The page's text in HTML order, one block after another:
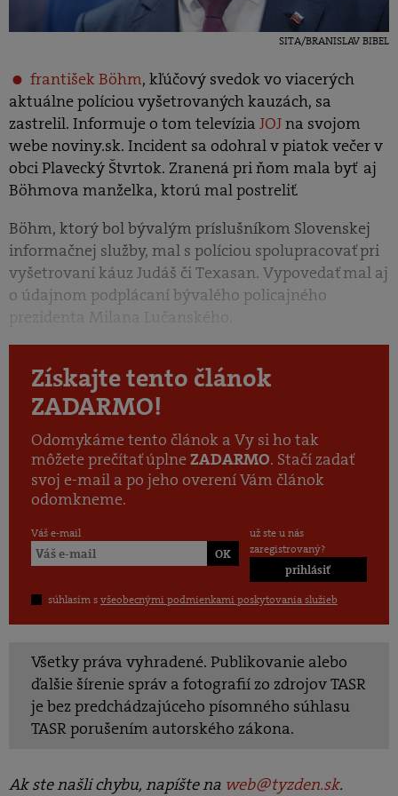
SITA/BRANISLAV BIBEL
františek Böhm, kľúčový svedok vo viacerých
aktuálne políciou vyšetrovaných kauzách, sa
zastrelil. Informuje o tom televízia JOJna svojom
webe noviny.sk. Incident sa odohral v piatok večer v
obci Plavecký Štvrtok. Zranená pri ňom mala byť aj
Böhmova manželka, ktorú mal postreliť.
Böhm, ktorý bol bývalým príslušníkom Slovenskej
informačnej služby, mal s políciou spolupracovať pri
vyšetrovaní káuz Judáš či Texasan. Vypovedať mal aj
o údajnom podplácaní bývalého policajného
prezidenta Milana Lučanského.
Získajte tento článok
ZADARMO!
Odomykáme tento článok a Vy si ho tak
môžete prečítať úplne ZADARMO. Stačí zadať
svoj e-mail a po jeho overení Vám článok
odomkneme.
Váš e-mail
už ste u nás
zaregistrovaný?
prihlásiť
súhlasím svšeobecnými podmienkami poskytovania služieb
Všetky práva vyhradené. Publikovanie alebo
ďalšie šírenie správ a fotografií zo zdrojov TASR
je bez predchádzajúceho písomného súhlasu
TASR porušením autorského zákona.
Ak ste našli chybu, napíšte na web@tyzden.sk.